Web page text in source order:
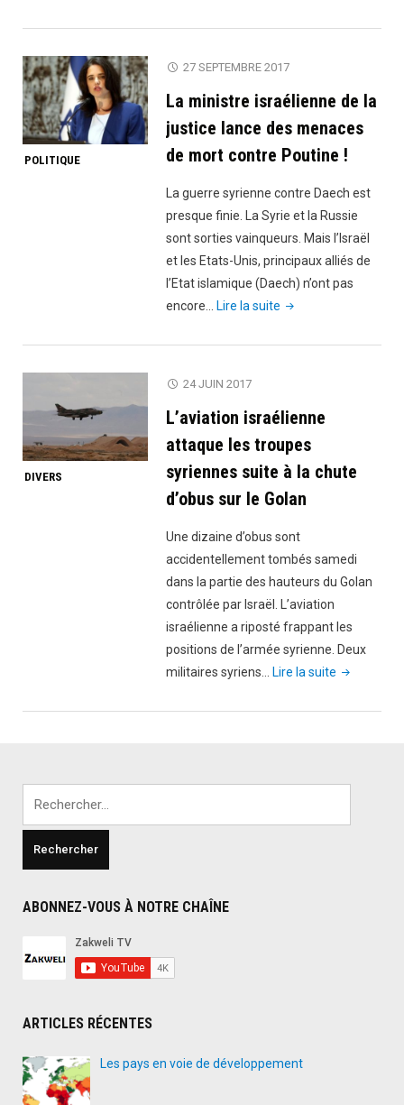
contre
la
Trump
:
plus
de
des
POLITIQUE
27 SEPTEMBRE 2017
La ministre israélienne de la
justice lance des menaces
de mort contre Poutine !
La guerre syrienne contre Daech est
presque finie. La Syrie et la Russie
sont sorties vainqueurs. Mais l’Israël
et les Etats-Unis, principaux alliés de
l’Etat islamique (Daech) n’ont pas
encore…
Lire la suite "La
israélienne
justice
lance
des
de
mort
contre
Poutine
!"
DIVERS
24 JUIN 2017
L’aviation israélienne
attaque les troupes
syriennes suite à la chute
d’obus sur le Golan
Une dizaine d’obus sont
accidentellement tombés samedi
dans la partie des hauteurs du Golan
contrôlée par Israël. L’aviation
israélienne a riposté frappant les
positions de l’armée syrienne. Deux
militaires syriens…
Lire la suite "L’aviation
attaque
syriennes
à
ABONNEZ-VOUS À NOTRE CHAÎNE
ARTICLES RÉCENTES
Les pays en voie de développement